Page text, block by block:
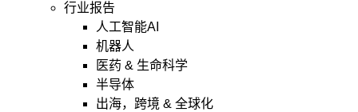
行业报告
人工智能AI
机器人
医药 & 生命科学
半导体
出海，跨境 & 全球化